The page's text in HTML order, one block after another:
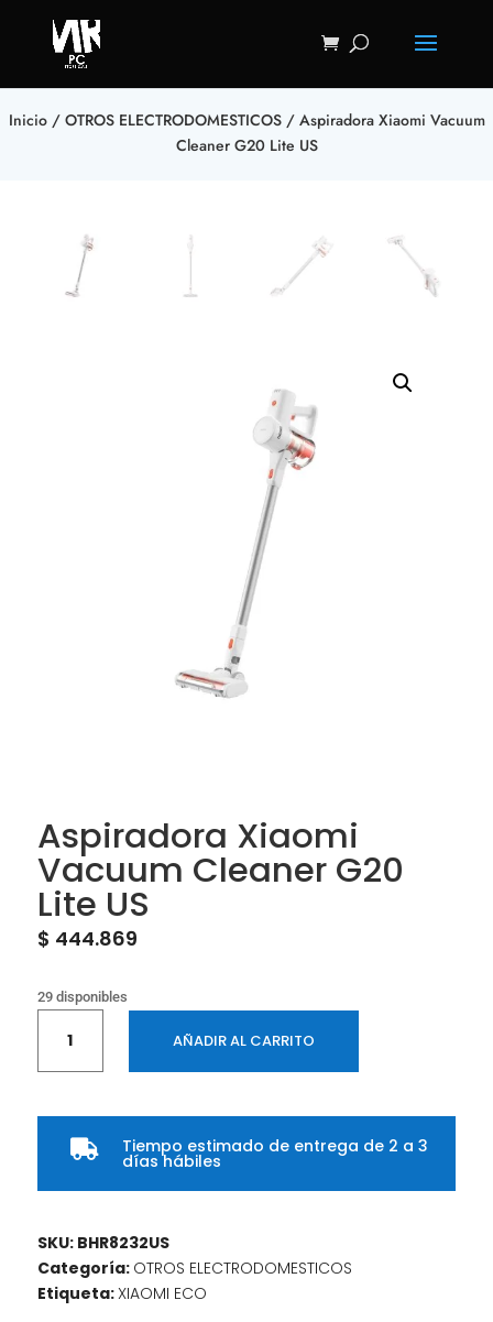
Inicio/ OTROS ELECTRODOMESTICOS/ Aspiradora Xiaomi Vacuum
Cleaner G20 Lite US
Aspiradora Xiaomi
Vacuum Cleaner G20
Lite US
$ 444.869
29 disponibles
Xiaomi
Vacuum
G20
cantidad
AÑADIR AL CARRITO
 Tiempo estimado de entrega de 2 a 3
días hábiles
SKU: BHR8232US
Categoría: OTROS ELECTRODOMESTICOS
Etiqueta:XIAOMI ECO